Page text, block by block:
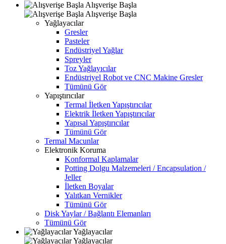
Alışverişe Başla
Alışverişe Başla
Yağlayacılar
Gresler
Pasteler
Endüstriyel Yağlar
Spreyler
Toz Yağlayıcılar
Endüstriyel Robot ve CNC Makine Gresler
Tümünü Gör
Yapıştırıcılar
Termal İletken Yapıştırıcılar
Elektrik İletken Yapıştırıcılar
Yapısal Yapıştırıcılar
Tümünü Gör
Termal Macunlar
Elektronik Koruma
Konformal Kaplamalar
Potting Dolgu Malzemeleri / Encapsulation /
Jeller
İletken Boyalar
Yalıtkan Vernikler
Tümünü Gör
Disk Yaylar / Bağlantı Elemanları
Tümünü Gör
Yağlayacılar
Yağlayacılar